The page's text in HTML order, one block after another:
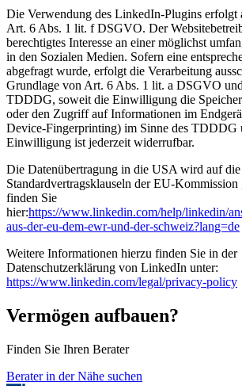
Die Verwendung des LinkedIn-Plugins erfolgt
Art. 6 Abs. 1 lit. f DSGVO. Der
berechtigtes Interesse an einer möglichst
in den Sozialen Medien. Sofern eine
abgefragt wurde, erfolgt die Verarbeitung
Grundlage von Art. 6 Abs. 1 lit. a DSGVO
TDDDG, soweit die Einwilligung die
oder den Zugriff auf Informationen im
Device-Fingerprinting) im Sinne des TDDDG
Einwilligung ist jederzeit widerrufbar.
Die Datenübertragung in die USA wird auf die
Standardvertragsklauseln der EU-Kommission
finden Sie
hier:https://www.linkedin.com/help/linkedin/
aus-der-eu-dem-ewr-und-der-schweiz?lang=de
Weitere Informationen hierzu finden Sie in der
Datenschutzerklärung von LinkedIn unter:
https://www.linkedin.com/legal/privacy-policy
Vermögen aufbauen?
Finden Sie Ihren Berater
Berater in der Nähe suchen